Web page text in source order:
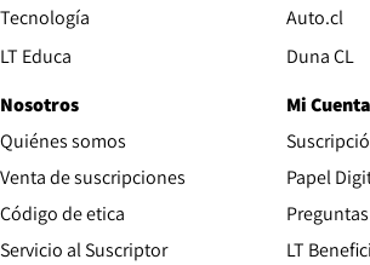
Tecnología
LT Educa
Auto.cl
Duna CL
Nosotros
Quiénes somos
Venta de suscripciones
Código de etica Opens in new window
Servicio al Suscriptor
Mi Cuenta
Papel
LT